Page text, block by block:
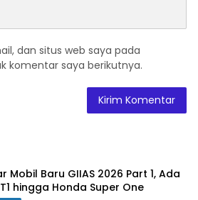
dan situs web saya pada
komentar saya berikutnya.
Mobil Baru GIIAS 2026 Part 1, Ada
hingga Honda Super One